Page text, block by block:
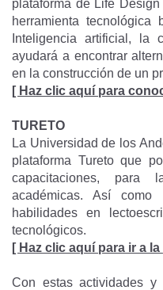
plataforma de Life
herramienta
Inteligencia artificial,
ayudará a encontrar
en la construcción de un
[ Haz clic aquí para
TURETO
La Universidad de los
plataforma Tureto que
capacitaciones, para
académicas. Así como
habilidades en
tecnológicos.
[ Haz clic aquí para ir a
Con estas actividades